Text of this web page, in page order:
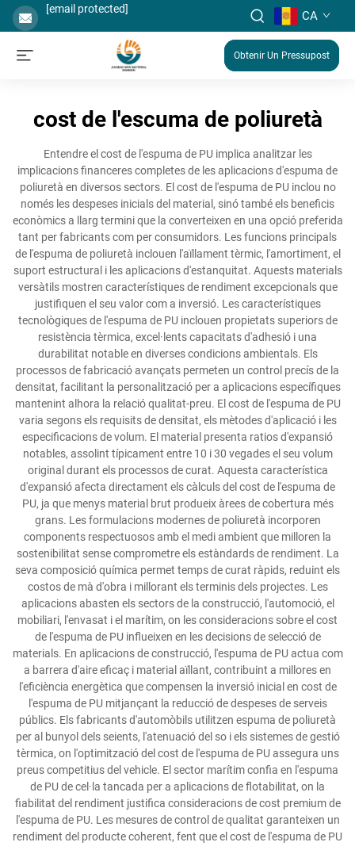
[email protected] CA
Obtenir Un Pressupost
cost de l'escuma de poliuretà
Entendre el cost de l'espuma de PU implica analitzar les
implicacions financeres completes de les aplicacions d'espuma de
poliuretà en diversos sectors. El cost de l'espuma de PU inclou no
només les despeses inicials del material, sinó també els beneficis
econòmics a llarg termini que la converteixen en una opció preferida
tant per fabricants com per consumidors. Les funcions principals
de l'espuma de poliuretà inclouen l'aïllament tèrmic, l'amortiment, el
suport estructural i les aplicacions d'estanquitat. Aquests materials
versàtils mostren característiques de rendiment excepcionals que
justifiquen el seu valor com a inversió. Les característiques
tecnològiques de l'espuma de PU inclouen propietats superiors de
resistència tèrmica, excel·lents capacitats d'adhesió i una
durabilitat notable en diverses condicions ambientals. Els
processos de fabricació avançats permeten un control precís de la
densitat, facilitant la personalització per a aplicacions específiques
mantenint alhora la relació qualitat-preu. El cost de l'espuma de PU
varia segons els requisits de densitat, els mètodes d'aplicació i les
especificacions de volum. El material presenta ratios d'expansió
notables, assolint típicament entre 10 i 30 vegades el seu volum
original durant els processos de curat. Aquesta característica
d'expansió afecta directament els càlculs del cost de l'espuma de
PU, ja que menys material brut produeix àrees de cobertura més
grans. Les formulacions modernes de poliuretà incorporen
components respectuosos amb el medi ambient que milloren la
sostenibilitat sense comprometre els estàndards de rendiment. La
seva composició química permet temps de curat ràpids, reduint els
costos de mà d'obra i millorant els terminis dels projectes. Les
aplicacions abasten els sectors de la construcció, l'automoció, el
mobiliari, l'envasat i el marítim, on les consideracions sobre el cost
de l'espuma de PU influeixen en les decisions de selecció de
materials. En aplicacions de construcció, l'espuma de PU actua com
a barrera d'aire eficaç i material aïllant, contribuint a millores en
l'eficiència energètica que compensen la inversió inicial en cost de
l'espuma de PU mitjançant la reducció de despeses de serveis
públics. Els fabricants d'automòbils utilitzen espuma de poliuretà
per al bunyol dels seients, l'atenuació del so i els sistemes de gestió
tèrmica, on l'optimització del cost de l'espuma de PU assegura uns
preus competitius del vehicle. El sector marítim confia en l'espuma
de PU de cel·la tancada per a aplicacions de flotabilitat, on la
fiabilitat del rendiment justifica consideracions de cost premium de
l'espuma de PU. Les mesures de control de qualitat garanteixen un
rendiment del producte coherent, fent que el cost de l'espuma de PU